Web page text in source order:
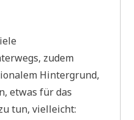
zudem
Hintergrund,
etwas für das
tun, vielleicht: